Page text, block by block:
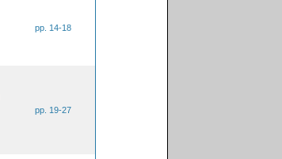
pp. 14-18
pp. 19-27